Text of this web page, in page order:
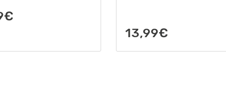
€
13,99€